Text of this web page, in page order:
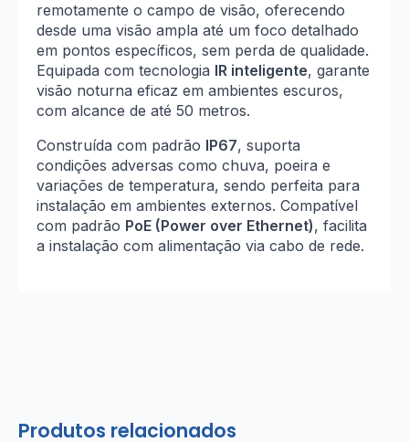
remotamente o campo de visão, oferecendo
desde uma visão ampla até um foco detalhado
em pontos específicos, sem perda de qualidade.
Equipada com tecnologia IR inteligente, garante
visão noturna eficaz em ambientes escuros,
com alcance de até 50 metros.
Construída com padrão IP67, suporta
condições adversas como chuva, poeira e
variações de temperatura, sendo perfeita para
instalação em ambientes externos. Compatível
com padrão PoE (Power over Ethernet), facilita
a instalação com alimentação via cabo de rede.
Produtos relacionados